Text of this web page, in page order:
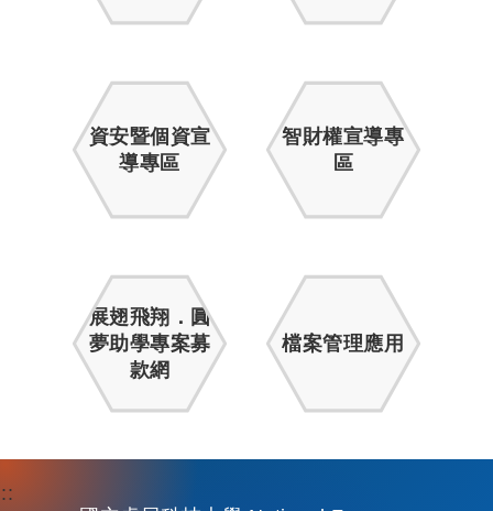
資安暨個資宣
導專區
智財權宣導專
區
展翅飛翔．圓
夢助學專案募
款網
檔案管理應用